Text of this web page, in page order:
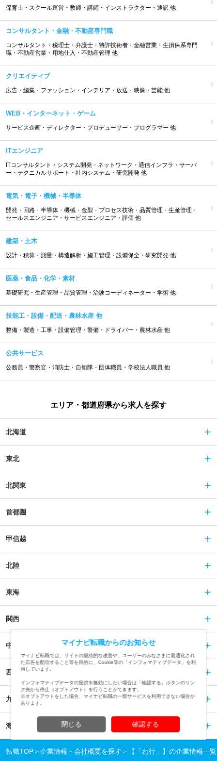
保育士・スクール運営・教師・講師・インストラクター・通訳 他
コンサルタント・金融・不動産専門職
コンサルタント・税理士・弁護士・特許技術者・金融営業・生損保系専門
職・不動産営業・用地仕入・不動産管理 他
クリエイティブ
広告・編集・ファッション・インテリア・放送・映像・芸能 他
WEB・インターネット・ゲーム
サービス企画・ディレクター・プロデューサー・プログラマー 他
ITエンジニア
ITコンサルタント・システム開発・ネットワーク・通信インフラ・サーバ
ー・テクニカルサポート・社内システム・研究開発 他
電気・電子・機械・半導体
開発・回路・半導体・機械・金型・プロセス技術・品質管理・生産管理・
セールスエンジニア・サービスエンジニア・評価 他
建築・土木
設計・積算・測量・構造解析・施工管理・設備保全・研究開発 他
医薬・食品・化学・素材
基礎研究・生産管理・品質管理・治験コーディネーター・学術 他
技能工・設備・配送・農林水産 他
整備・製造・工事・設備管理・警備・ドライバー・農林水産 他
公共サービス
公務員・警察官・消防士・自衛隊・団体職員・学校法人職員 他
エリア・都道府県から求人を探す
北海道
東北
北関東
首都圏
甲信越
北陸
東海
関西
中国
四国
九州
海外
転職TOP 企業情報・会社概要を探す 【「わ行」】の企業情報一覧
マイナビ転職からのお知らせ
マイナビ転職では、サイトの継続的な改善や、ユーザーのみなさまに最適化され
た広告を配信すること等を目的に、Cookie等の「インフォマティブデータ」を利
用しています。
インフォマティブデータの提供を無効にしたい場合は「確認する」ボタンのリン
ク先から停止（オプトアウト）を行うことができます。
※オプトアウトをした場合、マイナビ転職の一部サービスを利用できない場合が
あります。
閉じる 確認する